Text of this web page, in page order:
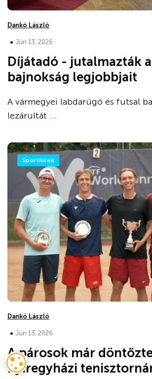
Dankó László
• Jún 13, 2026
Díjátadó - jutalmazták
bajnokság legjobbjait
A vármegyei labdarúgó és futsal
lezárultát ...
Sporthírek
Dankó László
• Jún 13, 2026
A párosok már
nyíregyházi